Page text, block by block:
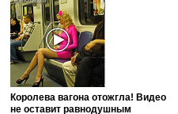
Королева вагона отожгла! Видео
не оставит равнодушным